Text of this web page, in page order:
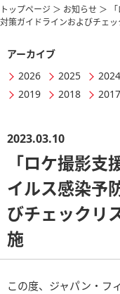
トップページ ＞ お知らせ ＞
対策ガイドラインおよびチェ
アーカイブ
2026
2025 2024
2019
2018 2017
2023.03.10
「ロケ撮影
イルス感染予
びチェックリ
施
この度、ジャパン・フ